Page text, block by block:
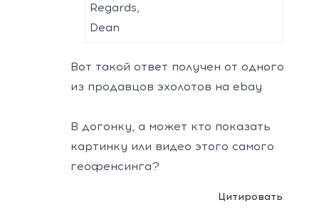
Regards,
Dean
Вот такой ответ получен от одного
из продавцов эхолотов на ebay
В догонку, а может кто показать
картинку или видео этого самого
геофенсинга?
Цитировать